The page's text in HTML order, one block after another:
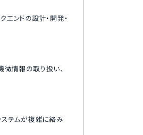
ンドの設計・開発・
微情報の取り扱い、
テムが複雑に絡み